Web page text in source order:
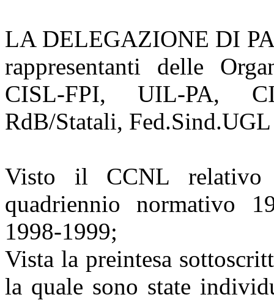
LA DELEGAZIONE DI
rappresentanti delle
CISL-FPI, UIL-PA,
RdB/Statali,
Visto il CCNL
quadriennio normativo
1998-1999;
Vista la preintesa
la quale sono state